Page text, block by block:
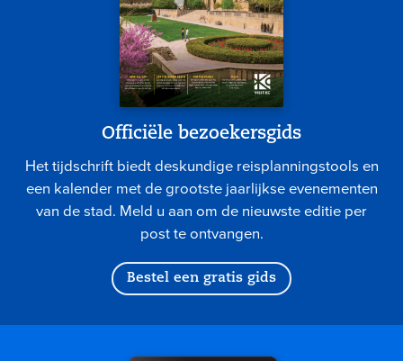
Officiële bezoekersgids
Het tijdschrift biedt deskundige reisplanningstools en
een kalender met de grootste jaarlijkse evenementen
van de stad. Meld u aan om de nieuwste editie per
post te ontvangen.
Bestel een gratis gids